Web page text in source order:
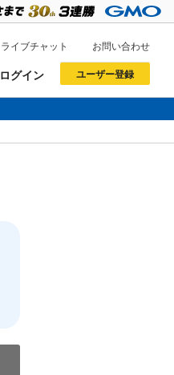
ライブチャット お問い合わせ
ログイン ユーザー登録